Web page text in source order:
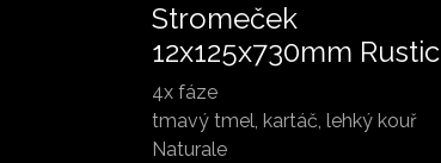
Stromeček
12x125x730mm Rustic
4x fáze
tmavý tmel, kartáč, lehký kouř
Naturale